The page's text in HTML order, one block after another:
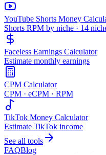
YouTube Shorts Money
Shorts RPM by niche · 14
Faceless Earnings Calculator
Estimate monthly earnings
CPM Calculator
CPM · eCPM · RPM
TikTok Money Calculator
Estimate TikTok income
See all tools
FAQBlog